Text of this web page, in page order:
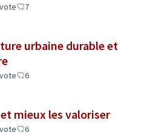
7
urbaine durable et
6
mieux les valoriser
6